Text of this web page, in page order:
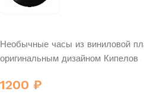
Необычные часы из виниловой
оригинальным дизайном Кипелов
1200 ₽